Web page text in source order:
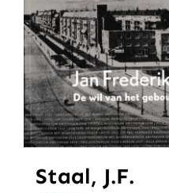
Staal, J.F.